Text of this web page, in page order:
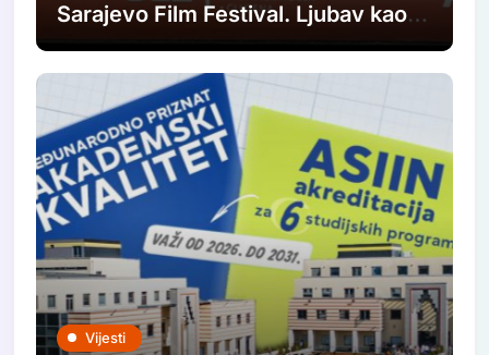
Sarajevo Film Festival. Ljubav kao u
filmovima.
Vijesti